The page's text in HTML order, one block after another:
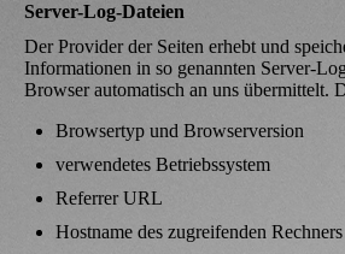
Server-Log-Dateien
Der Provider der Seiten erhebt und
Informationen in so genannten Server-
Browser automatisch an uns übermittelt.
Browsertyp und Browserversion
verwendetes Betriebssystem
Referrer URL
Hostname des zugreifenden Rechners